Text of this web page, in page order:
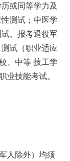
或同等学力及
测试；中医学
。报考退役军
试（职业适应
、中等 技工学
业技能考试。
人除外）均须